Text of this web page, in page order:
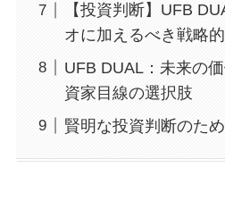
【投資判断】UFB
オに加えるべき戦略
UFB DUAL：未来の
資家目線の選択肢
賢明な投資判断のた